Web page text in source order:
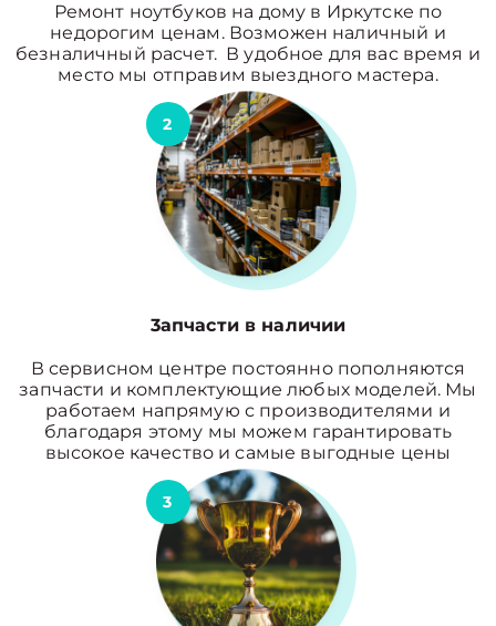
Ремонт ноутбуков на дому в Иркутске по
недорогим ценам. Возможен наличный и
безналичный расчет. В удобное для вас время и
место мы отправим выездного мастера.
2
3апчасти в наличии
В сервисном центре постоянно пополняются
запчасти и комплектующие любых моделей. Мы
работаем напрямую с производителями и
благодаря этому мы можем гарантировать
высокое качество и самые выгодные цены
3